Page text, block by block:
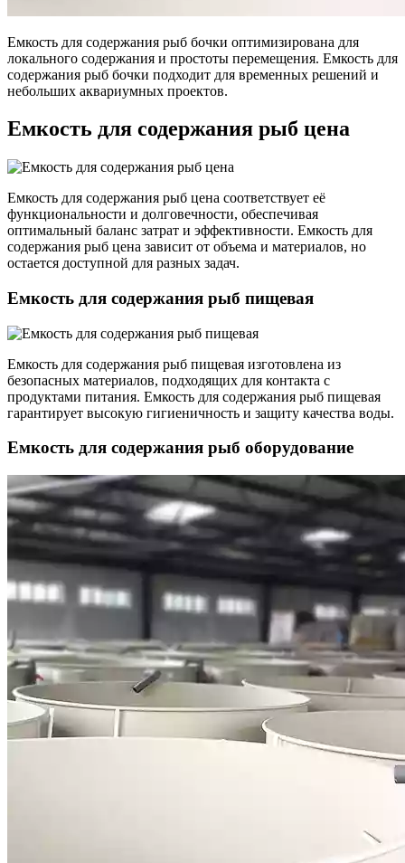
Емкость для содержания рыб бочки оптимизирована для
локального содержания и простоты перемещения. Емкость для
содержания рыб бочки подходит для временных решений и
небольших аквариумных проектов.
Емкость для содержания рыб цена
Емкость для содержания рыб цена соответствует её
функциональности и долговечности, обеспечивая
оптимальный баланс затрат и эффективности. Емкость для
содержания рыб цена зависит от объема и материалов, но
остается доступной для разных задач.
Емкость для содержания рыб пищевая
Емкость для содержания рыб пищевая изготовлена из
безопасных материалов, подходящих для контакта с
продуктами питания. Емкость для содержания рыб пищевая
гарантирует высокую гигиеничность и защиту качества воды.
Емкость для содержания рыб оборудование